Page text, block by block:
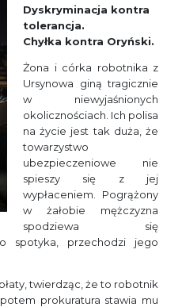
Dyskryminacja kontra
tolerancja.
Chyłka kontra Oryński.
Żona i córka robotnika z
Ursynowa giną tragicznie
w niewyjaśnionych
okolicznościach. Ich polisa
na życie jest tak duża, że
towarzystwo
ubezpieczeniowe nie
spieszy się z jej
wypłaceniem. Pogrążony
w żałobie mężczyzna
spodziewa się
spotyka, przechodzi jego
twierdząc, że to robotnik
prokuratura stawia mu